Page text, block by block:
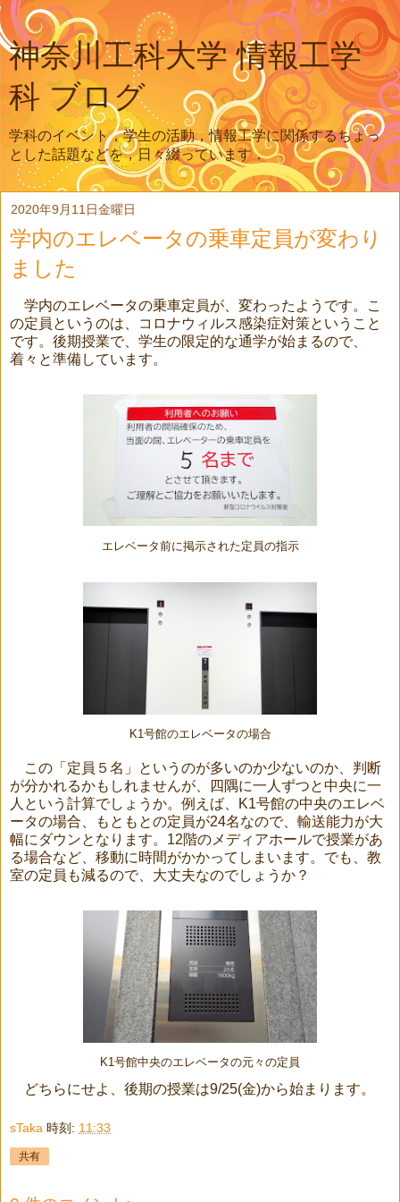
神奈川工科大学 情報工学
科 ブログ
学科のイベント，学生の活動，情報工学に関係するちょっ
とした話題などを，日々綴っています．
2020年9月11日金曜日
学内のエレベータの乗車定員が変わり
ました
学内のエレベータの乗車定員が、変わったようです。こ
の定員というのは、コロナウィルス感染症対策ということ
です。後期授業で、学生の限定的な通学が始まるので、
着々と準備しています。
エレベータ前に掲示された定員の指示
K1号館のエレベータの場合
この「定員５名」というのが多いのか少ないのか、判断
が分かれるかもしれませんが、四隅に一人ずつと中央に一
人という計算でしょうか。例えば、K1号館の中央のエレベ
ータの場合、もともとの定員が24名なので、輸送能力が大
幅にダウンとなります。12階のメディアホールで授業があ
る場合など、移動に時間がかかってしまいます。でも、教
室の定員も減るので、大丈夫なのでしょうか？
K1号館中央のエレベータの元々の定員
どちらにせよ、後期の授業は9/25(金)から始まります。
sTaka 時刻: 11:33
共有